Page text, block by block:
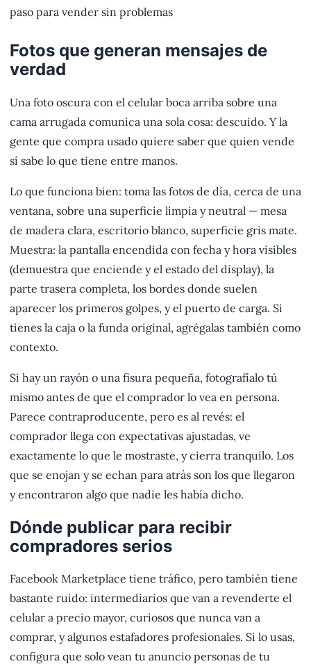
paso para vender sin problemas
Fotos que generan mensajes de
verdad
Una foto oscura con el celular boca arriba sobre una
cama arrugada comunica una sola cosa: descuido. Y la
gente que compra usado quiere saber que quien vende
sí sabe lo que tiene entre manos.
Lo que funciona bien: toma las fotos de día, cerca de una
ventana, sobre una superficie limpia y neutral — mesa
de madera clara, escritorio blanco, superficie gris mate.
Muestra: la pantalla encendida con fecha y hora visibles
(demuestra que enciende y el estado del display), la
parte trasera completa, los bordes donde suelen
aparecer los primeros golpes, y el puerto de carga. Si
tienes la caja o la funda original, agrégalas también como
contexto.
Si hay un rayón o una fisura pequeña, fotografíalo tú
mismo antes de que el comprador lo vea en persona.
Parece contraproducente, pero es al revés: el
comprador llega con expectativas ajustadas, ve
exactamente lo que le mostraste, y cierra tranquilo. Los
que se enojan y se echan para atrás son los que llegaron
y encontraron algo que nadie les había dicho.
Dónde publicar para recibir
compradores serios
Facebook Marketplace tiene tráfico, pero también tiene
bastante ruido: intermediarios que van a revenderte el
celular a precio mayor, curiosos que nunca van a
comprar, y algunos estafadores profesionales. Si lo usas,
configura que solo vean tu anuncio personas de tu